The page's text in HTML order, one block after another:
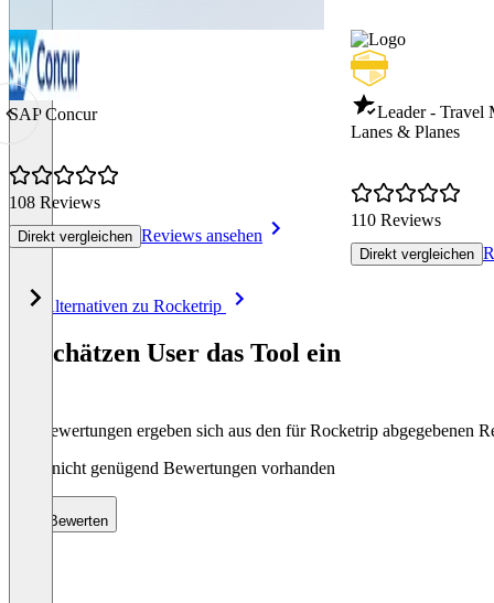
SAP Concur
108 Reviews
Direkt vergleichen Reviews ansehen
Leader - Travel
Lanes & Planes
110 Reviews
Direkt vergleichen
Item
Alle Alternativen zu Rocketrip
So schätzen User das Tool ein
Die Bewertungen ergeben sich aus den für Rocketrip abgegebenen
Noch nicht genügend Bewertungen vorhanden
Bewerten